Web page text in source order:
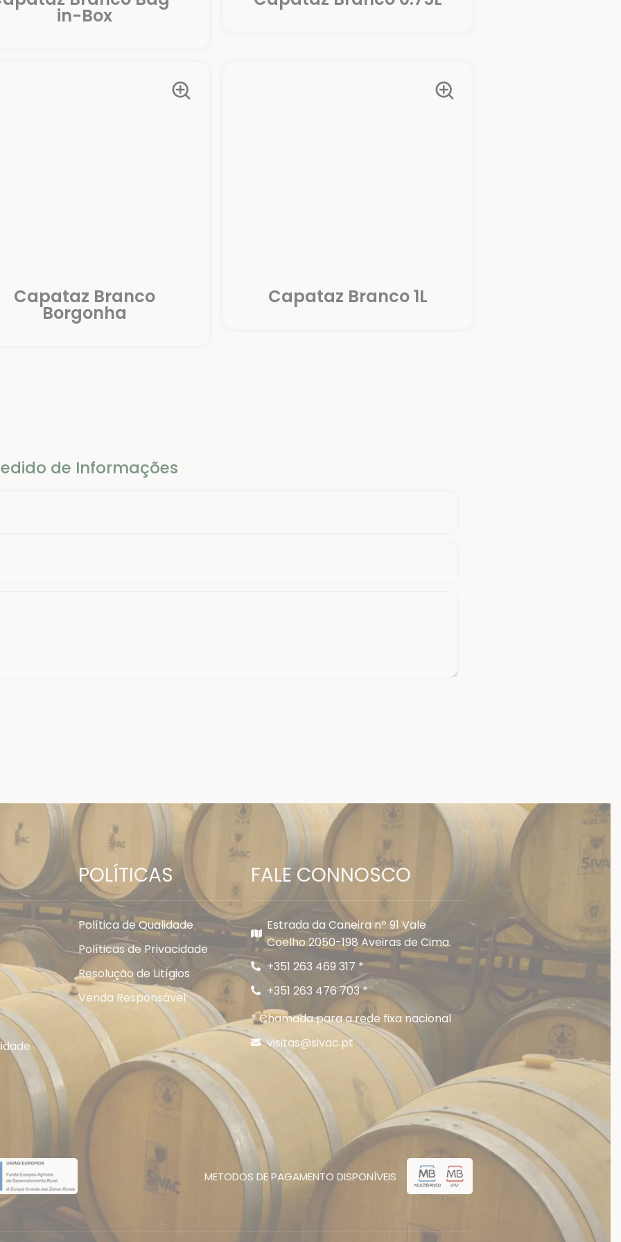
in-Box
Capataz Branco
Borgonha
Capataz Branco 1L
de Informações
POLÍTICAS
Política de Qualidade
Políticas de Privacidade
Resolução de Litígios
Venda Responsável
FALE CONNOSCO
Estrada da Caneira nº 91 Vale
Coelho 2050-198 Aveiras de Cima.
+351 263 469 317 *
+351 263 476 703 *
* Chamada para a rede fixa nacional
visitas@sivac.pt
METODOS DE PAGAMENTO DISPONÍVEIS